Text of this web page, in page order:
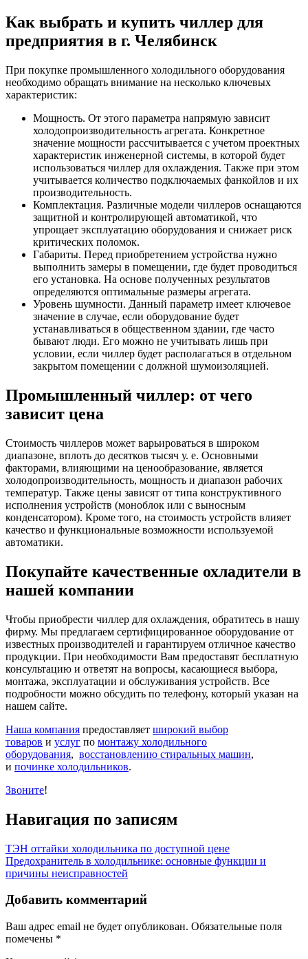
Как выбрать и купить чиллер для
предприятия в г. Челябинск
При покупке промышленного холодильного оборудования
необходимо обращать внимание на несколько ключевых
характеристик:
Мощность. От этого параметра напрямую зависит
холодопроизводительность агрегата. Конкретное
значение мощности рассчитывается с учетом проектных
характеристик инженерной системы, в которой будет
использоваться чиллер для охлаждения. Также при этом
учитывается количество подключаемых фанкойлов и их
производительность.
Комплектация. Различные модели чиллеров оснащаются
защитной и контролирующей автоматикой, что
упрощает эксплуатацию оборудования и снижает риск
критических поломок.
Габариты. Перед приобретением устройства нужно
выполнить замеры в помещении, где будет проводиться
его установка. На основе полученных результатов
определяются оптимальные размеры агрегата.
Уровень шумности. Данный параметр имеет ключевое
значение в случае, если оборудование будет
устанавливаться в общественном здании, где часто
бывают люди. Его можно не учитывать лишь при
условии, если чиллер будет располагаться в отдельном
закрытом помещении с должной шумоизоляцией.
Промышленный чиллер: от чего
зависит цена
Стоимость чиллеров может варьироваться в широком
диапазоне, вплоть до десятков тысяч у. е. Основными
факторами, влияющими на ценообразование, является
холодопроизводительность, мощность и диапазон рабочих
температур. Также цены зависят от типа конструктивного
исполнения устройств (моноблок или с выносным
конденсатором). Кроме того, на стоимость устройств влияет
качество и функциональные возможности используемой
автоматики.
Покупайте качественные охладители в
нашей компании
Чтобы приобрести чиллер для охлаждения, обратитесь в нашу
фирму. Мы предлагаем сертифицированное оборудование от
известных производителей и гарантируем отличное качество
продукции. При необходимости Вам предоставят бесплатную
консультацию и ответят на вопросы, касающиеся выбора,
монтажа, эксплуатации и обслуживания устройств. Все
подробности можно обсудить по телефону, который указан на
нашем сайте.
Наша компания предоставляет широкий выбор
товаров и услуг по монтажу холодильного
оборудования, восстановлению стиральных машин,
и починке холодильников.
Звоните!
Навигация по записям
ТЭН оттайки холодильника по доступной цене
Предохранитель в холодильнике: основные функции и
причины неисправностей
Добавить комментарий
Ваш адрес email не будет опубликован. Обязательные поля
помечены *